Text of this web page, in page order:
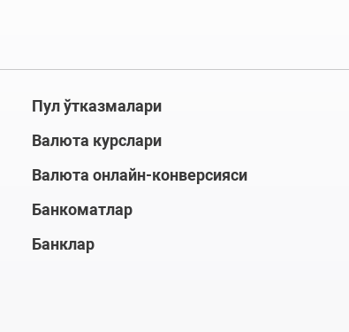
Пул ўтказмалари
Валюта курслари
Валюта онлайн-конверсияси
Банкоматлар
Банклар